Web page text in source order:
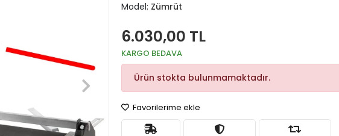
Model: Zümrüt
6.030,00 TL
KARGO BEDAVA
Ürün stokta bulunmamaktadır.
Favorilerime ekle